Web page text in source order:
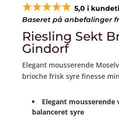
★★★★★ 5,0 i
Baseret på anbefalinger
Riesling Sekt
Gindorf
Elegant mousserende
brioche frisk syre finesse
Elegant mousserende
balanceret syre